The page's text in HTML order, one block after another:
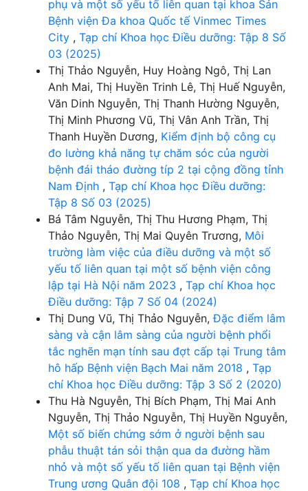
phụ và một số yếu tố liên quan tại khoa Sản
Bệnh viện Đa khoa Quốc tế Vinmec Times
City , Tạp chí Khoa học Điều dưỡng: Tập 8 Số
03 (2025)
Thị Thảo Nguyễn, Huy Hoàng Ngô, Thị Lan
Anh Mai, Thị Huyền Trinh Lê, Thị Huế Nguyễn,
Văn Dinh Nguyễn, Thị Thanh Hường Nguyễn,
Thị Minh Phương Vũ, Thị Vân Anh Trần, Thị
Thanh Huyền Dương, Kiểm định bộ công cụ
đo lường khả năng tự chăm sóc của người
bệnh đái tháo đường típ 2 tại cộng đồng tỉnh
Nam Định , Tạp chí Khoa học Điều dưỡng:
Tập 8 Số 03 (2025)
Bá Tâm Nguyễn, Thị Thu Hương Phạm, Thị
Thảo Nguyễn, Thị Mai Quyên Trương, Môi
trường làm việc của điều dưỡng và một số
yếu tố liên quan tại một số bệnh viện công
lập tại Hà Nội năm 2023 , Tạp chí Khoa học
Điều dưỡng: Tập 7 Số 04 (2024)
Thị Dung Vũ, Thị Thảo Nguyễn,Đặc điểm lâm
sàng và cận lâm sàng của người bệnh phổi
tắc nghẽn mạn tính sau đợt cấp tại Trung tâm
hô hấp Bệnh viện Bạch Mai năm 2018 , Tạp
chí Khoa học Điều dưỡng: Tập 3 Số 2 (2020)
Thu Hà Nguyễn, Thị Bích Phạm, Thị Mai Anh
Nguyễn, Thị Thảo Nguyễn, Thị Huyền Nguyễn,
Một số biến chứng sớm ở người bệnh sau
phẫu thuật tán sỏi thận qua da đường hầm
nhỏ và một số yếu tố liên quan tại Bệnh viện
Trung ương Quân đội 108 , Tạp chí Khoa học